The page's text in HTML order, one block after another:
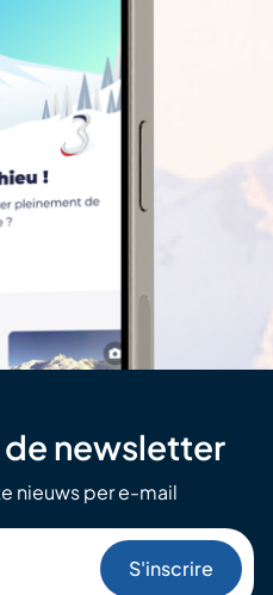
de newsletter
nieuws per e-mail